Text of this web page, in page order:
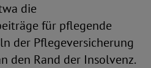
die
für pflegende
der Pflegeversicherung
den Rand der Insolvenz.